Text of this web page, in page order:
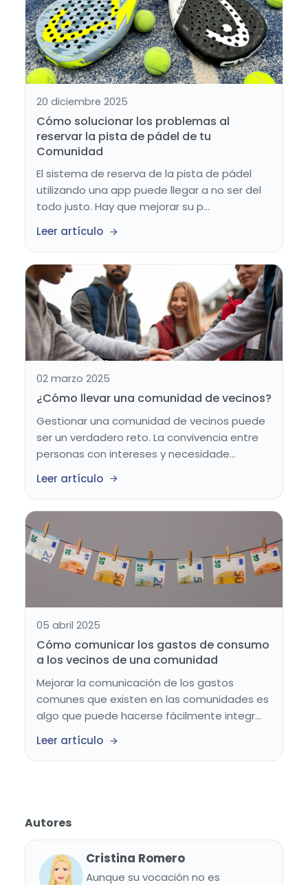
20 diciembre 2025
Cómo solucionar los problemas al
reservar la pista de pádel de tu
Comunidad
El sistema de reserva de la pista de pádel
utilizando una app puede llegar a no ser del
todo justo. Hay que mejorar su p...
Leer artículo
02 marzo 2025
¿Cómo llevar una comunidad de vecinos?
Gestionar una comunidad de vecinos puede
ser un verdadero reto. La convivencia entre
personas con intereses y necesidade...
Leer artículo
05 abril 2025
Cómo comunicar los gastos de consumo
a los vecinos de una comunidad
Mejorar la comunicación de los gastos
comunes que existen en las comunidades es
algo que puede hacerse fácilmente integr...
Leer artículo
Autores
Cristina Romero
Aunque su vocación no es